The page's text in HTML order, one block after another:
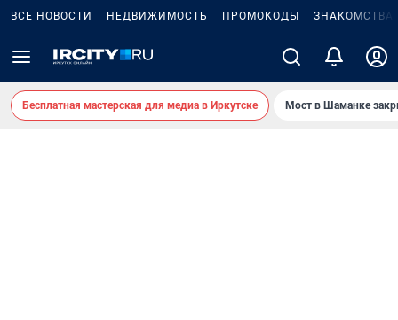
ВСЕ НОВОСТИ НЕДВИЖИМОСТЬ ПРОМОКОДЫ ЗНАКОМСТВА
Бесплатная мастерская для медиа в Иркутске Мост в Шаманке